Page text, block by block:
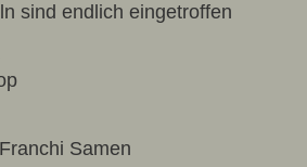
sind endlich eingetroffen
Samen